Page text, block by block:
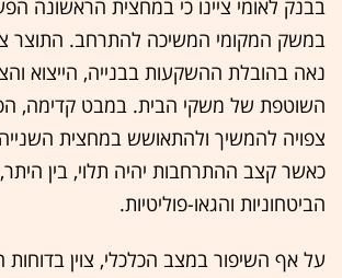
בבנק לאומי ציינו כי במחצית הראשונה
במשק המקומי המשיכה להתרחב. התוצר
נאה בהובלת ההשקעות בבנייה, הייצוא
השוטפת של משקי הבית. במבט קדימה,
כאשר קצב ההתרחבות יהיה תלוי, בין
הביטחוניות והגאו-פוליטיות.
על אף השיפור במצב הכלכלי, צוין בדוחות